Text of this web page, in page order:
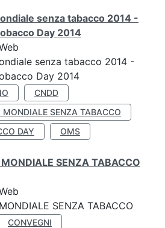
senza tabacco 2014 -
Day 2014
senza tabacco 2014 -
Day 2014
CNDD
MONDIALE SENZA TABACCO
DAY
OMS
SENZA TABACCO
SENZA TABACCO
CONVEGNI